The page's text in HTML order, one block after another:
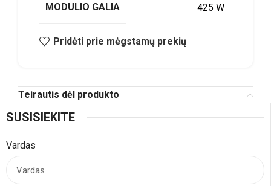
MODULIO GALIA 425 W
Pridėti prie mėgstamų prekių
Teirautis dėl produkto
SUSISIEKITE
Vardas